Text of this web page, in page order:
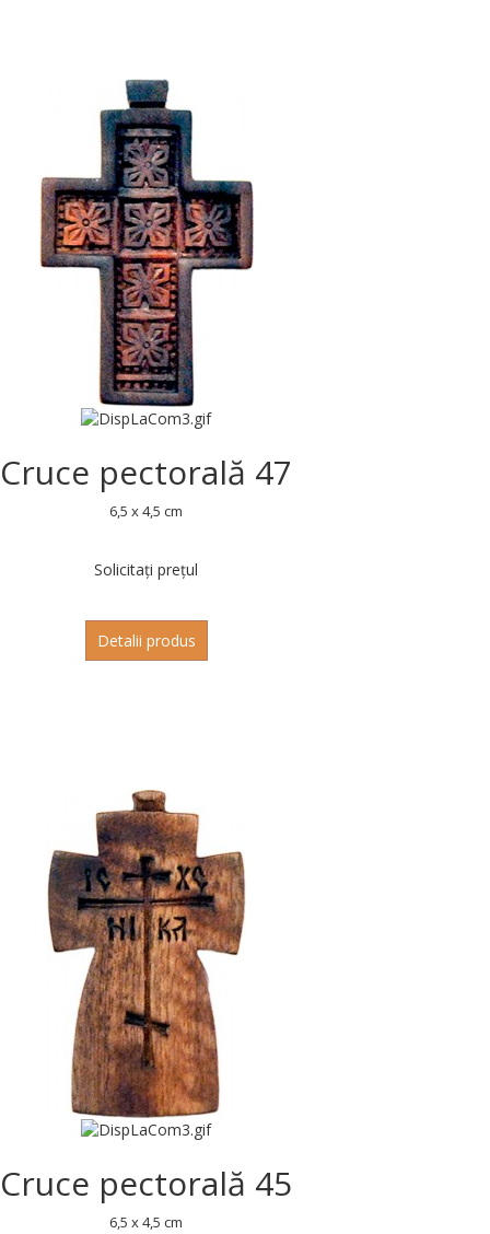
Cruce pectorală 47
6,5 x 4,5 cm
Solicitați prețul
Detalii produs
Cruce pectorală 45
6,5 x 4,5 cm